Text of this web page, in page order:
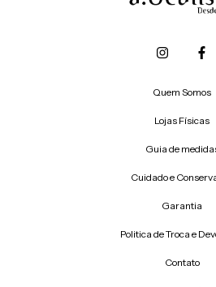
Quem Somos
Lojas Físicas
Guia de
Cuidado e
Garantia
Politica de Troca e
Contato